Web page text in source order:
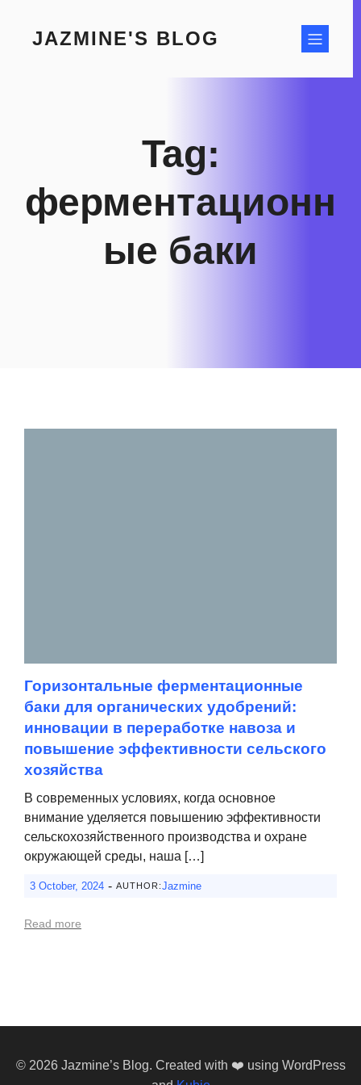
contentJAZMINE'S BLOG
Tag:
ферментационн
ые баки
Горизонтальные ферментационные
баки для органических удобрений:
инновации в переработке навоза и
повышение эффективности сельского
хозяйства
В современных условиях, когда основное
внимание уделяется повышению эффективности
сельскохозяйственного производства и охране
окружающей среды, наша […]
3 October, 2024 - AUTHOR:Jazmine
Read more
© 2026 Jazmine’s Blog. Created with ❤️ using WordPress